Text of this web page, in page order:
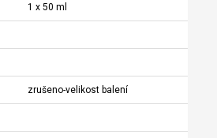
1 x 50 ml
zrušeno-velikost balení